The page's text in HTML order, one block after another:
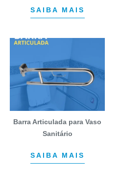
SAIBA MAIS
Barra Articulada para Vaso
Sanitário
SAIBA MAIS